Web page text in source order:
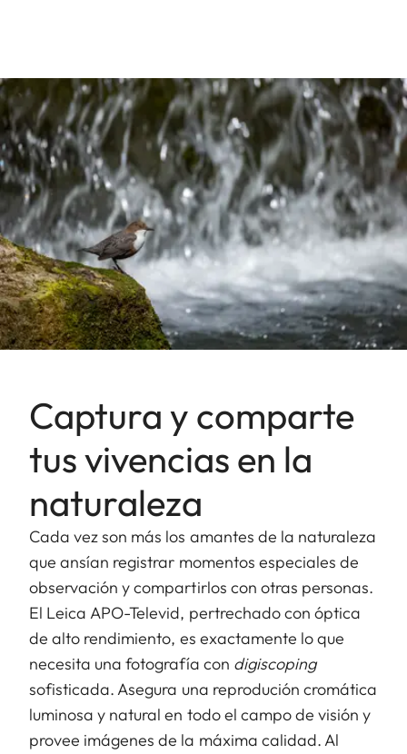
Captura y comparte
tus vivencias en la
naturaleza
Cada vez son más los amantes de la naturaleza
que ansían registrar momentos especiales de
observación y compartirlos con otras personas.
El Leica APO-Televid, pertrechado con óptica
de alto rendimiento, es exactamente lo que
necesita una fotografía con digiscoping
sofisticada. Asegura una reprodución cromática
luminosa y natural en todo el campo de visión y
provee imágenes de la máxima calidad. Al